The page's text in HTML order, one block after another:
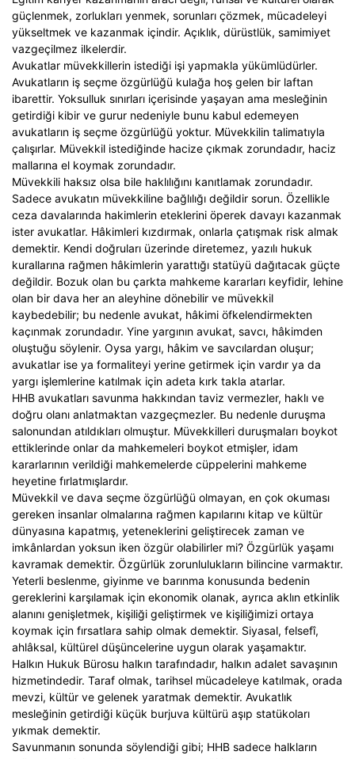
güçlenmek, zorlukları yenmek, sorunları çözmek, mücadeleyi
yükseltmek ve kazanmak içindir. Açıklık, dürüstlük, samimiyet
vazgeçilmez ilkelerdir.
Avukatlar müvekkillerin istediği işi yapmakla yükümlüdürler.
Avukatların iş seçme özgürlüğü kulağa hoş gelen bir laftan
ibarettir. Yoksulluk sınırları içerisinde yaşayan ama mesleğinin
getirdiği kibir ve gurur nedeniyle bunu kabul edemeyen
avukatların iş seçme özgürlüğü yoktur. Müvekkilin talimatıyla
çalışırlar. Müvekkil istediğinde hacize çıkmak zorundadır, haciz
mallarına el koymak zorundadır.
Müvekkili haksız olsa bile haklılığını kanıtlamak zorundadır.
Sadece avukatın müvekkiline bağlılığı değildir sorun. Özellikle
ceza davalarında hakimlerin eteklerini öperek davayı kazanmak
ister avukatlar. Hâkimleri kızdırmak, onlarla çatışmak risk almak
demektir. Kendi doğruları üzerinde diretemez, yazılı hukuk
kurallarına rağmen hâkimlerin yarattığı statüyü dağıtacak güçte
değildir. Bozuk olan bu çarkta mahkeme kararları keyfidir, lehine
olan bir dava her an aleyhine dönebilir ve müvekkil
kaybedebilir; bu nedenle avukat, hâkimi öfkelendirmekten
kaçınmak zorundadır. Yine yargının avukat, savcı, hâkimden
oluştuğu söylenir. Oysa yargı, hâkim ve savcılardan oluşur;
avukatlar ise ya formaliteyi yerine getirmek için vardır ya da
yargı işlemlerine katılmak için adeta kırk takla atarlar.
HHB avukatları savunma hakkından taviz vermezler, haklı ve
doğru olanı anlatmaktan vazgeçmezler. Bu nedenle duruşma
salonundan atıldıkları olmuştur. Müvekkilleri duruşmaları boykot
ettiklerinde onlar da mahkemeleri boykot etmişler, idam
kararlarının verildiği mahkemelerde cüppelerini mahkeme
heyetine fırlatmışlardır.
Müvekkil ve dava seçme özgürlüğü olmayan, en çok okuması
gereken insanlar olmalarına rağmen kapılarını kitap ve kültür
dünyasına kapatmış, yeteneklerini geliştirecek zaman ve
imkânlardan yoksun iken özgür olabilirler mi? Özgürlük yaşamı
kavramak demektir. Özgürlük zorunlulukların bilincine varmaktır.
Yeterli beslenme, giyinme ve barınma konusunda bedenin
gereklerini karşılamak için ekonomik olanak, ayrıca aklın etkinlik
alanını genişletmek, kişiliği geliştirmek ve kişiliğimizi ortaya
koymak için fırsatlara sahip olmak demektir. Siyasal, felsefî,
ahlâksal, kültürel düşüncelerine uygun olarak yaşamaktır.
Halkın Hukuk Bürosu halkın tarafındadır, halkın adalet savaşının
hizmetindedir. Taraf olmak, tarihsel mücadeleye katılmak, orada
mevzi, kültür ve gelenek yaratmak demektir. Avukatlık
mesleğinin getirdiği küçük burjuva kültürü aşıp statükoları
yıkmak demektir.
Savunmanın sonunda söylendiği gibi; HHB sadece halkların